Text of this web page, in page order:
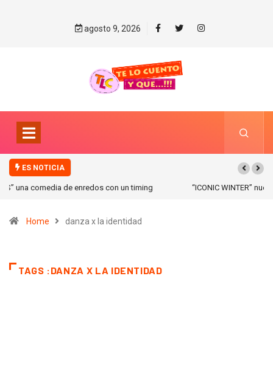
agosto 9, 2026
ES NOTICIA
“ICONIC WINTER” nuevas colecciones en Galerias pacifico!
Home danza x la identidad
TAGS :DANZA X LA IDENTIDAD